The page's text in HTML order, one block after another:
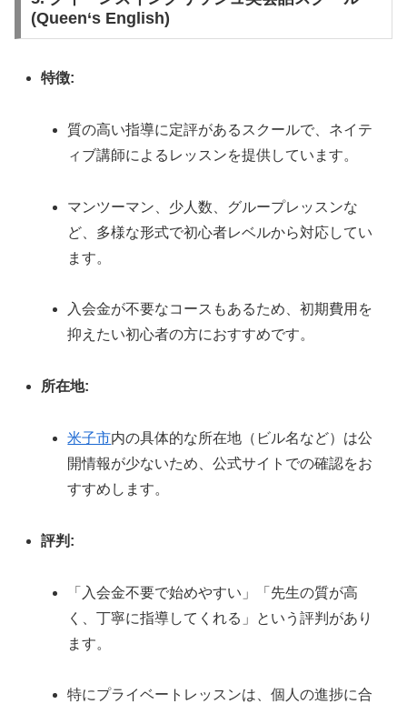
(Queen‘s English)
特徴:
質の高い指導に定評があるスクールで、ネイテ
ィブ講師によるレッスンを提供しています。
マンツーマン、少人数、グループレッスンな
ど、多様な形式で初心者レベルから対応してい
ます。
入会金が不要なコースもあるため、初期費用を
抑えたい初心者の方におすすめです。
所在地:
米子市内の具体的な所在地（ビル名など）は公
開情報が少ないため、公式サイトでの確認をお
すすめします。
評判:
「入会金不要で始めやすい」「先生の質が高
く、丁寧に指導してくれる」という評判があり
ます。
特にプライベートレッスンは、個人の進捗に合